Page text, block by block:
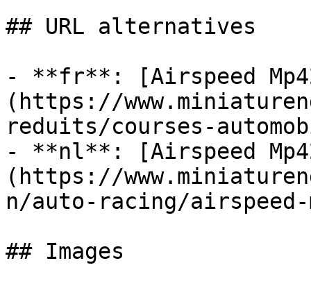
## URL alternatives
- **fr**: [Airspeed
(https://
reduits/courses-
- **nl**: [Airspeed
(https://
n/auto-racing/airspeed-
## Images